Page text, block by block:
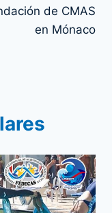
de CMAS
en Mónaco